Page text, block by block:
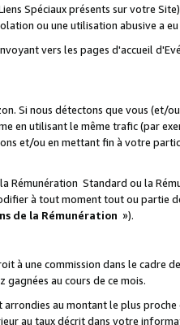
Spéciaux présents sur votre
ou une utilisation abusive a eu
vers les pages d'accueil
Si nous détectons que vous (et/
en utilisant le même trafic (par
et/ou en mettant fin à votre
Rémunération Standard ou la
à tout moment tout ou partie
de la Rémunération »).
à une commission dans le cadre
au cours de ce mois.
au montant le plus proche
au taux décrit dans votre